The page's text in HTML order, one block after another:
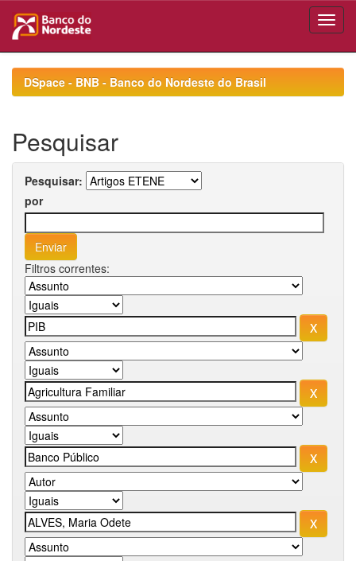
navigationDSpace - BNB - Banco do Nordeste do Brasil
Pesquisar
Pesquisar:
por
Filtros correntes: